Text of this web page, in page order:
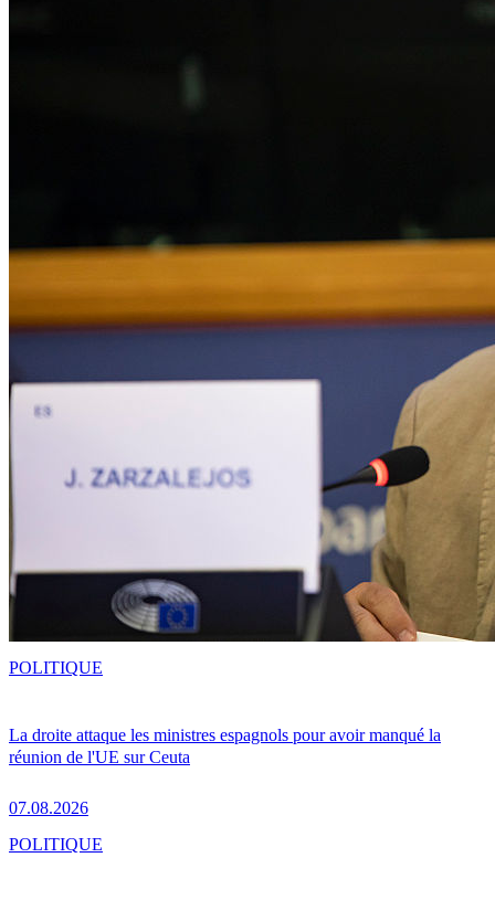
La droite attaque les ministres espagnols pour avoir manqué la
réunion de l'UE sur Ceuta
07.08.2026
POLITIQUE
POLITIQUE